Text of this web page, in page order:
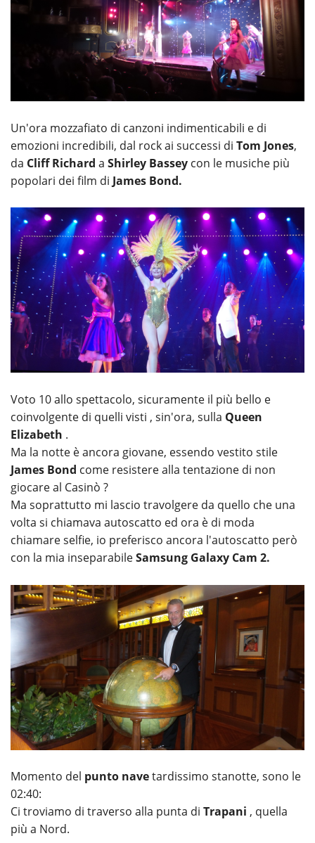
Un'ora mozzafiato di canzoni indimenticabili e di
emozioni incredibili, dal rock ai successi di Tom Jones,
da Cliff Richard a Shirley Bassey con le musiche più
popolari dei film di James Bond.
Voto 10 allo spettacolo, sicuramente il più bello e
coinvolgente di quelli visti , sin'ora, sulla Queen
Elizabeth .
Ma la notte è ancora giovane, essendo vestito stile
James Bond come resistere alla tentazione di non
giocare al Casinò ?
Ma soprattutto mi lascio travolgere da quello che una
volta si chiamava autoscatto ed ora è di moda
chiamare selfie, io preferisco ancora l'autoscatto però
con la mia inseparabileSamsung Galaxy Cam 2.
Momento del punto navetardissimo stanotte, sono le
02:40:
Ci troviamo di traverso alla punta di Trapani , quella
più a Nord.